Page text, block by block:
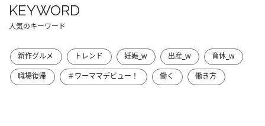
KEYWORD
人気のキーワード
新作グルメ トレンド 妊娠_w 出産_w
育休_w
職場復帰
＃ワーママデビュー！ 働く 働き方